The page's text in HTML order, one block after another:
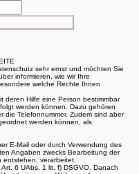
sehr ernst und möchten Sie
informieren, wie wir Ihre
welche Rechte Ihnen
deren Hilfe eine Person bestimmbar
werden können. Dazu gehören
die Telefonnummer. Zudem sind aber
werden können, als
E-Mail oder durch Verwendung des
Angaben zwecks Bearbeitung der
entstehen, verarbeitet.
6 UAbs. 1 lit. f) DSGVO. Danach